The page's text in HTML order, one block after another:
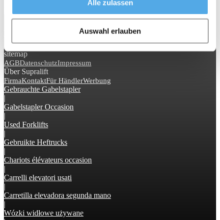
Alle zulassen
Auswahl erlauben
Services
Stellenanzeigen Topseller
EnzyklopädieBildarchivNews
sitemap
AGBDatenschutzImpressum
Über Supralift
FirmaKontaktFür HändlerWerbung
Gebrauchte Gabelstapler
|
Gabelstapler Occasion
|
Used Forklifts
|
Gebruikte Heftrucks
|
Chariots élévateurs occasion
|
Carrelli elevatori usati
|
Carretilla elevadora segunda mano
|
Wózki widłowe używane